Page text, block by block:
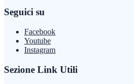
Seguici su
Facebook
Youtube
Instagram
Sezione Link Utili